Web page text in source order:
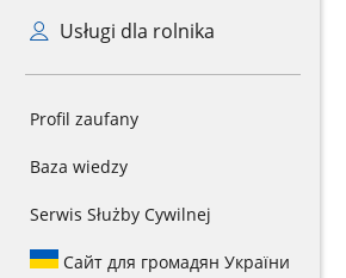
Usługi dla rolnika
Profil zaufany
Baza wiedzy
Serwis Służby Cywilnej
Сайт для громадян України